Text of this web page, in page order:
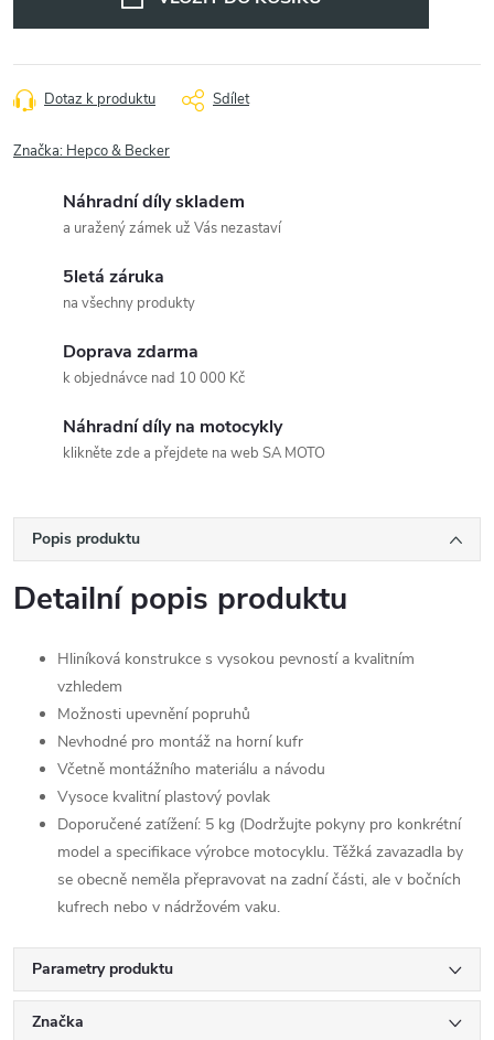
Dotaz k produktu Sdílet
Značka: Hepco & Becker
Náhradní díly skladem
a uražený zámek už Vás nezastaví
5letá záruka
na všechny produkty
Doprava zdarma
k objednávce nad 10 000 Kč
Náhradní díly na motocykly
klikněte zde a přejdete na web SA MOTO
Popis produktu
Detailní popis produktu
Hliníková konstrukce s vysokou pevností a kvalitním
vzhledem
Možnosti upevnění popruhů
Nevhodné pro montáž na horní kufr
Včetně montážního materiálu a návodu
Vysoce kvalitní plastový povlak
Doporučené zatížení: 5 kg (Dodržujte pokyny pro konkrétní
model a specifikace výrobce motocyklu. Těžká zavazadla by
se obecně neměla přepravovat na zadní části, ale v bočních
kufrech nebo v nádržovém vaku.
Parametry produktu
Značka